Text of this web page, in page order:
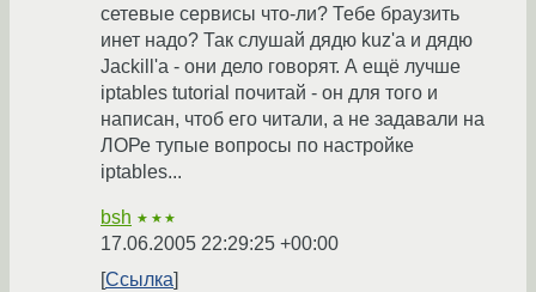
сетевые сервисы что-ли? Тебе браузить
инет надо? Так слушай дядю kuz'a и дядю
Jackill'а - они дело говорят. А ещё лучше
iptables tutorial почитай - он для того и
написан, чтоб его читали, а не задавали на
ЛОРе тупые вопросы по настройке
iptables...
bsh ★★★
17.06.2005 22:29:25 +00:00
Ссылка